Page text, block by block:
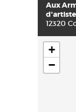
Aux
12320
+
−